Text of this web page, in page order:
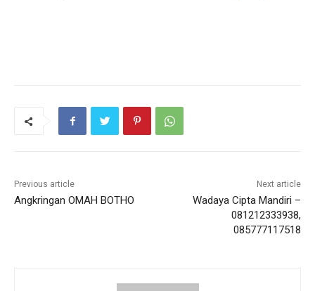
Previous article
Angkringan OMAH BOTHO
Next article
Wadaya Cipta Mandiri –
081212333938,
085777117518